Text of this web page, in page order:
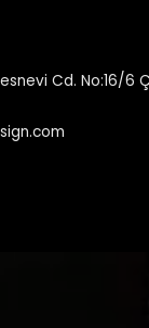
Cd. No:16/6